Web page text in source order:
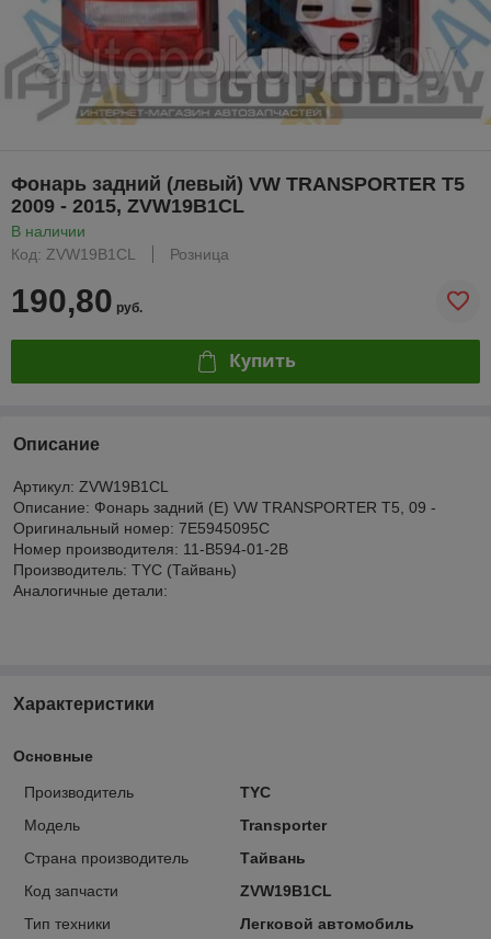
Фонарь задний (левый) VW TRANSPORTER T5
2009 - 2015, ZVW19B1CL
В наличии
Код: ZVW19B1CL
Розница
190,80 руб.
Купить
Описание
Артикул: ZVW19B1CL
Описание: Фонарь задний (E) VW TRANSPORTER T5, 09 -
Оригинальный номер: 7E5945095C
Номер производителя: 11-B594-01-2B
Производитель: TYC (Тайвань)
Аналогичные детали:
Характеристики
Основные
Производитель
TYC
Модель
Transporter
Страна производитель
Тайвань
Код запчасти
ZVW19B1CL
Тип техники
Легковой автомобиль